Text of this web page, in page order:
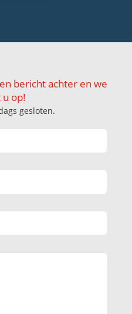
bericht achter en we
op!
gesloten.